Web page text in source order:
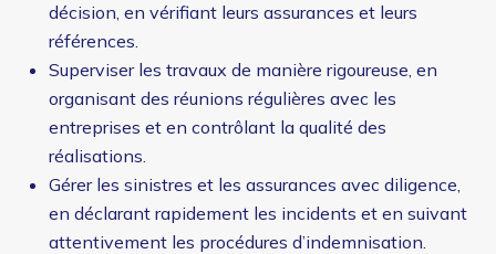
décision, en vérifiant leurs assurances et leurs
références.
Superviser les travaux de manière rigoureuse, en
organisant des réunions régulières avec les
entreprises et en contrôlant la qualité des
réalisations.
Gérer les sinistres et les assurances avec diligence,
en déclarant rapidement les incidents et en suivant
attentivement les procédures d’indemnisation.